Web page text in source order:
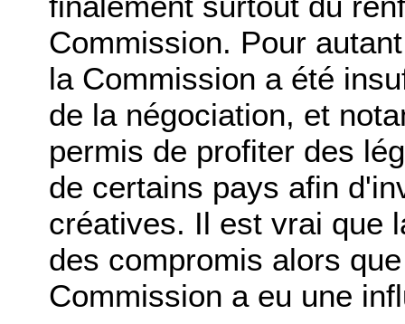
Commission. Pour
la Commission a été
de la négociation, et
permis de profiter des
de certains pays afin
créatives. Il est vrai que
des compromis alors
Commission a eu une